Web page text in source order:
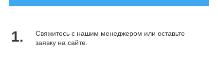
1.
Свяжитесь с нашим менеджером или оставьте
заявку на сайте.